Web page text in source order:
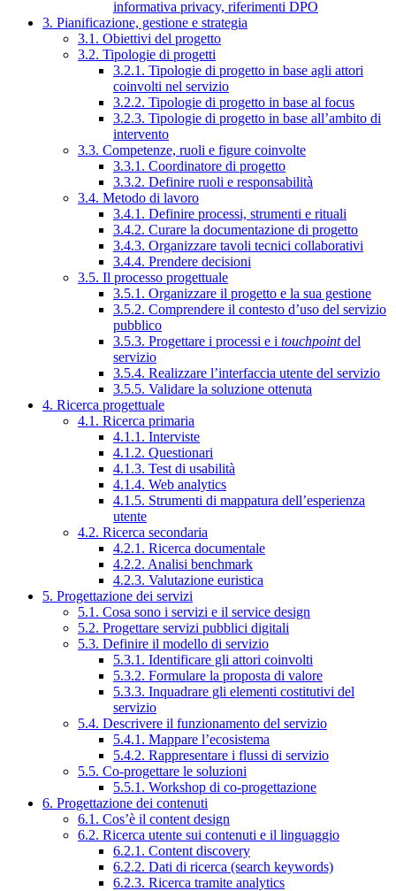
informativa privacy, riferimenti DPO
3. Pianificazione, gestione e strategia
3.1. Obiettivi del progetto
3.2. Tipologie di progetti
3.2.1. Tipologie di progetto in base agli attori
coinvolti nel servizio
3.2.2. Tipologie di progetto in base al focus
3.2.3. Tipologie di progetto in base all’ambito di
intervento
3.3. Competenze, ruoli e figure coinvolte
3.3.1. Coordinatore di progetto
3.3.2. Definire ruoli e responsabilità
3.4. Metodo di lavoro
3.4.1. Definire processi, strumenti e rituali
3.4.2. Curare la documentazione di progetto
3.4.3. Organizzare tavoli tecnici collaborativi
3.4.4. Prendere decisioni
3.5. Il processo progettuale
3.5.1. Organizzare il progetto e la sua gestione
3.5.2. Comprendere il contesto d’uso del servizio
pubblico
3.5.3. Progettare i processi e i touchpointdel
servizio
3.5.4. Realizzare l’interfaccia utente del servizio
3.5.5. Validare la soluzione ottenuta
4. Ricerca progettuale
4.1. Ricerca primaria
4.1.1. Interviste
4.1.2. Questionari
4.1.3. Test di usabilità
4.1.4. Web analytics
4.1.5. Strumenti di mappatura dell’esperienza
utente
4.2. Ricerca secondaria
4.2.1. Ricerca documentale
4.2.2. Analisi benchmark
4.2.3. Valutazione euristica
5. Progettazione dei servizi
5.1. Cosa sono i servizi e il service design
5.2. Progettare servizi pubblici digitali
5.3. Definire il modello di servizio
5.3.1. Identificare gli attori coinvolti
5.3.2. Formulare la proposta di valore
5.3.3. Inquadrare gli elementi costitutivi del
servizio
5.4. Descrivere il funzionamento del servizio
5.4.1. Mappare l’ecosistema
5.4.2. Rappresentare i flussi di servizio
5.5. Co-progettare le soluzioni
5.5.1. Workshop di co-progettazione
6. Progettazione dei contenuti
6.1. Cos’è il content design
6.2. Ricerca utente sui contenuti e il linguaggio
6.2.1. Content discovery
6.2.2. Dati di ricerca (search keywords)
6.2.3. Ricerca tramite analytics